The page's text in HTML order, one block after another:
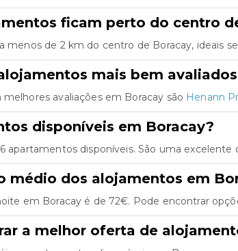
ficam perto do centro
menos de 2 km do centro de Boracay, ideais
mais bem
avaliações em Boracay são Henann
disponíveis em Boracay?
apartamentos disponíveis. São uma
médio dos alojamentos em
em Boracay é de 72€. Pode encontrar
a melhor oferta de